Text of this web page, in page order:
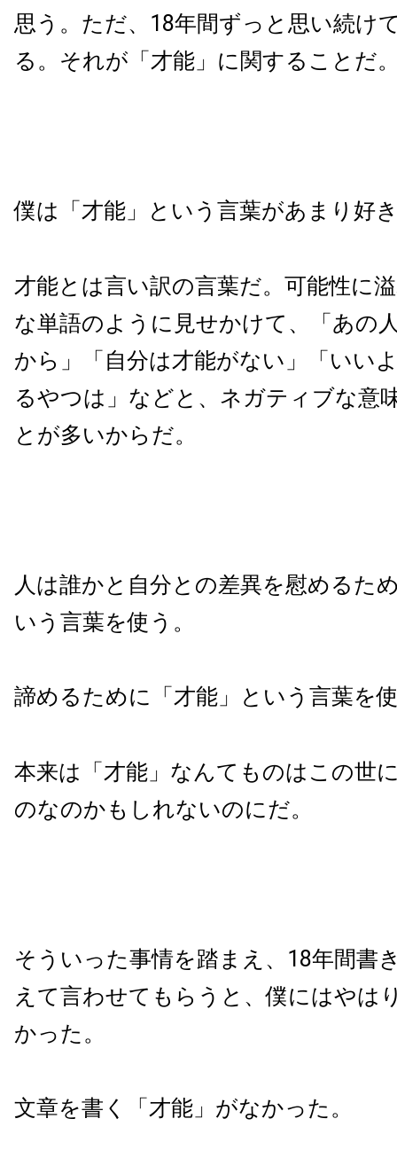
思う。ただ、18年間ずっと思い続け
る。それが「才能」に関することだ
僕は「才能」という言葉があまり好
才能とは言い訳の言葉だ。可能性に
な単語のように見せかけて、「あの
から」「自分は才能がない」「いい
るやつは」などと、ネガティブな意
とが多いからだ。
人は誰かと自分との差異を慰めるた
いう言葉を使う。
諦めるために「才能」という言葉を
本来は「才能」なんてものはこの世
のなのかもしれないのにだ。
そういった事情を踏まえ、18年間書
えて言わせてもらうと、僕にはやは
かった。
文章を書く「才能」がなかった。